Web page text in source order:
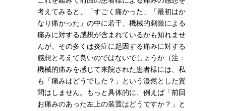
考えてみると、「すごく痛かった」「最初はか
なり痛かった」の中に若干、機械的刺激による
痛みに対する感想が含まれているかも知れませ
んが、その多くは炎症に起因する痛みに対する
感想と考えて良いのではないでしょうか（注：
機械的痛みを感じて来院された患者様には、私
も「痛みはどうでした？」という漫然とした質
問はしません。もっと具体的に、例えば「前回
お痛みのあった左上の装置はどうですか？」と